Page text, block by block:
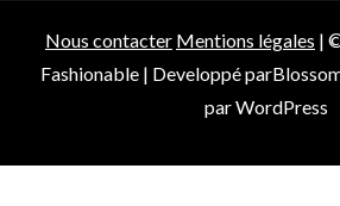
Nous contacter Mentions légales |
Fashionable | Developpé par
parWordPress